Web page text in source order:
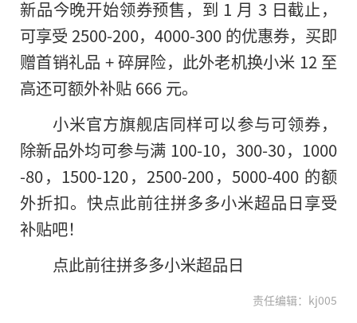
新品今晚开始领券预售，到 1 月 3 日截止，
可享受 2500-200，4000-300 的优惠券，买即
赠首销礼品 + 碎屏险，此外老机换小米 12 至
高还可额外补贴 666 元。
小米官方旗舰店同样可以参与可领券，
除新品外均可参与满 100-10，300-30，1000
-80，1500-120，2500-200，5000-400 的额
外折扣。快点此前往拼多多小米超品日享受
补贴吧！
点此前往拼多多小米超品日
责任编辑：kj005